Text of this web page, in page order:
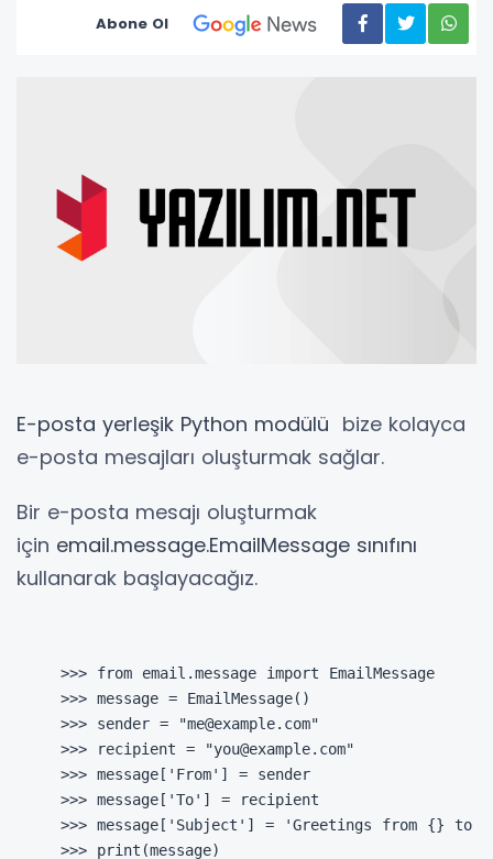
Abone Ol
E-posta yerleşik Python modülü bize kolayca
e-posta mesajları oluşturmak sağlar.
Bir e-posta mesajı oluşturmak
için email.message.EmailMessage sınıfını
kullanarak başlayacağız.
>>> from email.message import EmailMessage
>>> message = EmailMessage()
>>> sender = "me@example.com"
>>> recipient = "you@example.com"
>>> message['From'] = sender
>>> message['To'] = recipient
>>> message['Subject'] = 'Greetings from {}
>>> print(message)